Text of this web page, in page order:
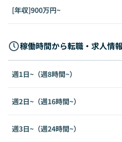
[年収]900万円~
稼働時間から転職・求人情
週1日~（週8時間~）
週2日~（週16時間~）
週3日~（週24時間~）